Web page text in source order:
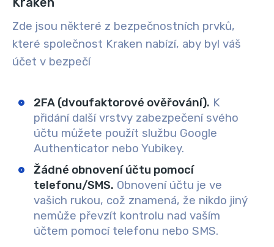
Zde jsou některé z bezpečnostních prvků,
které společnost Kraken nabízí, aby byl váš
účet v bezpečí
2FA (dvoufaktorové ověřování). K
přidání další vrstvy zabezpečení svého
účtu můžete použít službu Google
Authenticator nebo Yubikey.
Žádné obnovení účtu pomocí
telefonu/SMS. Obnovení účtu je ve
vašich rukou, což znamená, že nikdo jiný
nemůže převzít kontrolu nad vaším
účtem pomocí telefonu nebo SMS.